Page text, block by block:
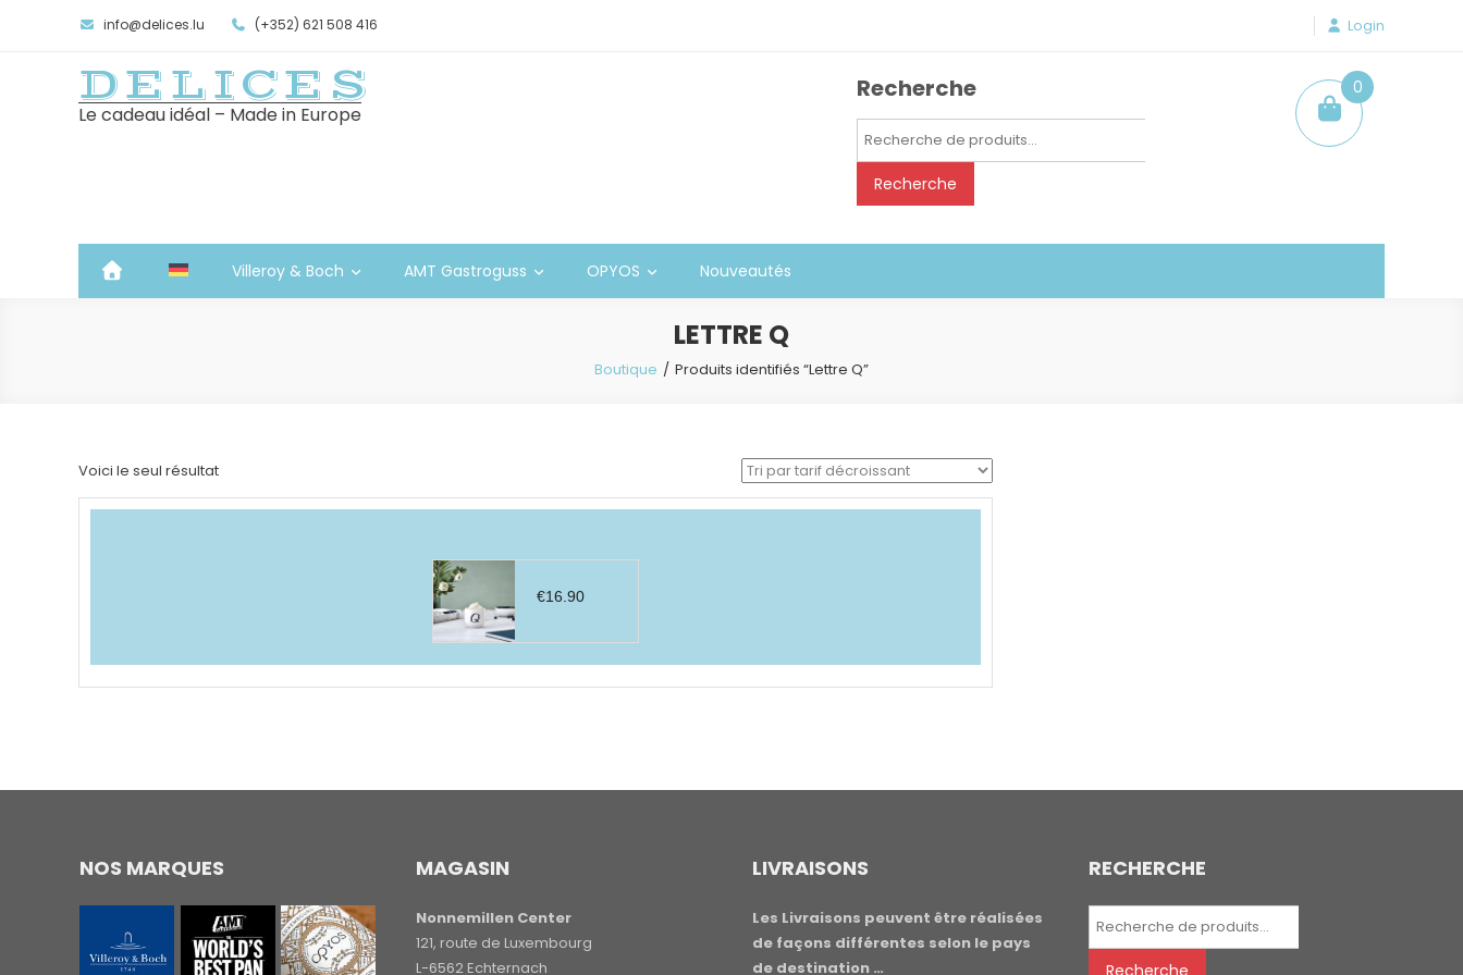
info@delices.lu (+352) 621 508 416 Login
DELICES
Le cadeau idéal – Made in Europe
Recherche
Recherche
Recherche
0
item
Villeroy & Boch AMT Gastroguss OPYOS Nouveautés
LETTRE Q
Boutique Produits identifiés “Lettre Q”
Voici le seul résultat
€16.90
NOS MARQUES MAGASIN
Nonnemillen Center
121, route de Luxembourg
L-6562 Echternach
LIVRAISONS
Les Livraisons peuvent être réalisées
de façons différentes selon le pays
de destination …
RECHERCHE
Recherche
Recherche